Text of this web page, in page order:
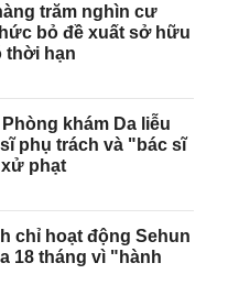
trăm nghìn cư
bỏ đề xuất sở hữu
thời hạn
khám Da liễu
phụ trách và "bác sĩ
phạt
chỉ hoạt động Sehun
18 tháng vì "hành